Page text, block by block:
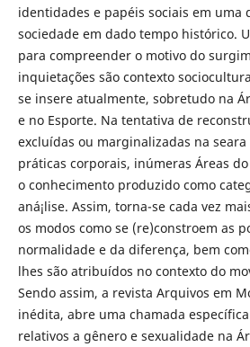
identidades e papéis sociais em uma
sociedade em dado tempo histórico.
para compreender o motivo do
inquietações são contexto
se insere atualmente, sobretudo na
e no Esporte. Na tentativa de
excluí­das ou marginalizadas na
práticas corporais, inúmeras Áreas
o conhecimento produzido como
aná¡lise. Assim, torna-se cada vez
os modos como se (re)constroem as
normalidade e da diferença, bem
lhes são atribuídos no contexto do
Sendo assim, a revista Arquivos em
inédita, abre uma chamada
relativos a gênero e sexualidade na